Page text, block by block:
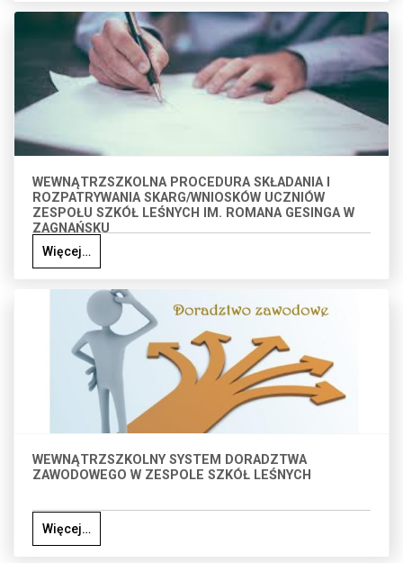
WEWNĄTRZSZKOLNA PROCEDURA SKŁADANIA I
ROZPATRYWANIA SKARG/WNIOSKÓW UCZNIÓW
ZESPOŁU SZKÓŁ LEŚNYCH IM. ROMANA GESINGA W
ZAGNAŃSKU
Więcej…
WEWNĄTRZSZKOLNY SYSTEM DORADZTWA
ZAWODOWEGO W ZESPOLE SZKÓŁ LEŚNYCH
Więcej…